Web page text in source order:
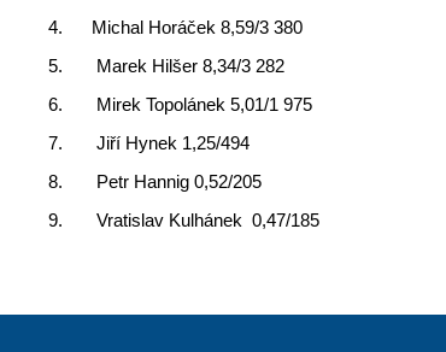
4. Michal Horáček 8,59/3 380
5. Marek Hilšer 8,34/3 282
6. Mirek Topolánek 5,01/1 975
7. Jiří Hynek 1,25/494
8. Petr Hannig 0,52/205
9. Vratislav Kulhánek 0,47/185